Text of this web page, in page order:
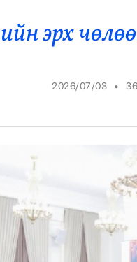
Засгийн
эрх
2026/07/03 •